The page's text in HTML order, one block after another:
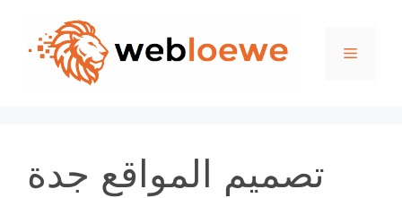
content
Menu
تصميم المواقع جدة